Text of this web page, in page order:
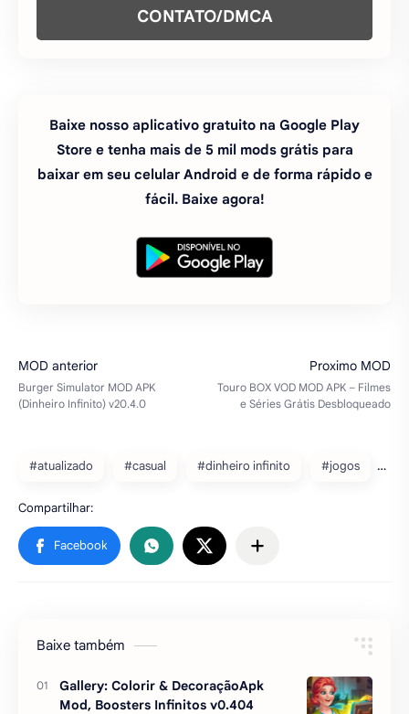
CONTATO/DMCA
Baixe nosso aplicativo gratuito na Google Play
Store e tenha mais de 5 mil mods grátis para
baixar em seu celular Android e de forma rápido e
fácil. Baixe agora!
#atualizado #casual #dinheiro infinito #jogos
Baixe também
Gallery: Colorir & DecoraçãoApk
Mod, Boosters Infinitos v0.404